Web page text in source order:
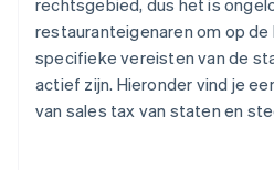
rechtsgebied, dus het is
restauranteigenaren om op
specifieke vereisten van de
actief zijn. Hieronder vind je
van sales tax van staten en